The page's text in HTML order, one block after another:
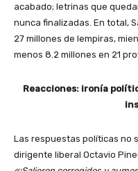
acabado; letrinas que
nunca finalizadas. En total,
27 millones de lempiras,
menos 8.2 millones en 21
Reacciones: ironía
Las respuestas políticas no
dirigente liberal Octavio